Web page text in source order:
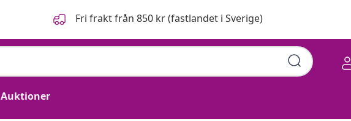
Fri frakt från 850 kr (fastlandet i Sverige)
Auktioner